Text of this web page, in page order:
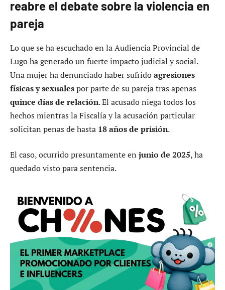
reabre el debate sobre la violencia en
pareja
Lo que se ha escuchado en la Audiencia Provincial de
Lugo ha generado un fuerte impacto judicial y social.
Una mujer ha denunciado haber sufridoagresiones
físicas y sexualespor parte de su pareja tras apenas
quince días de relación. El acusado niega todos los
hechos mientras la Fiscalía y la acusación particular
solicitan penas de hasta 18 años de prisión.
El caso, ocurrido presuntamente en junio de 2025, ha
quedado visto para sentencia.